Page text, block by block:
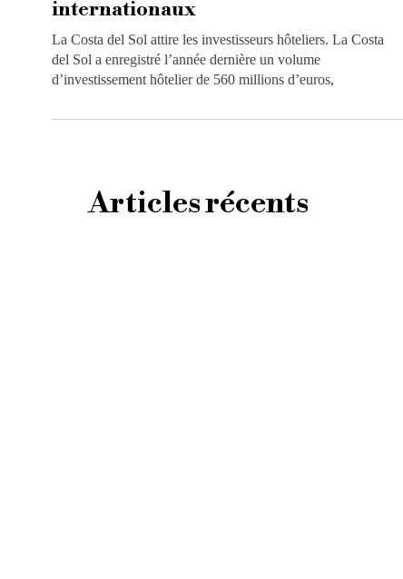
internationaux
La Costa del Sol attire les investisseurs hôteliers. La Costa
del Sol a enregistré l’année dernière un volume
d’investissement hôtelier de 560 millions d’euros,
Articles récents